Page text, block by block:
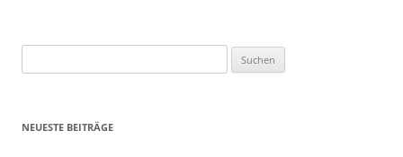
nach:
NEUESTE BEITRÄGE